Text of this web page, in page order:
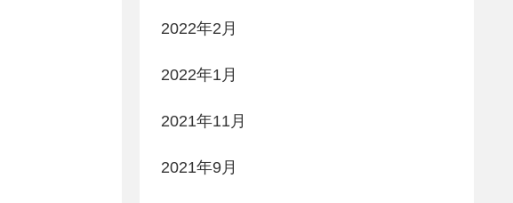
2022年2月
2022年1月
2021年11月
2021年9月